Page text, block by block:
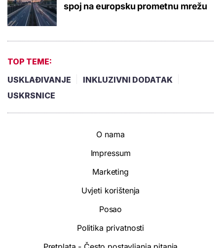
spoj na europsku prometnu mrežu
TOP TEME:
USKLAĐIVANJE
INKLUZIVNI DODATAK
USKRSNICE
O nama
Impressum
Marketing
Uvjeti korištenja
Posao
Politika privatnosti